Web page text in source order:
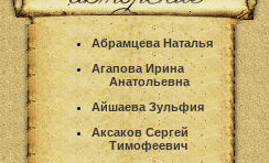
Абрамцева Наталья
Агапова Ирина
Анатольевна
Айшаева Зульфия
Аксаков Сергей
Тимофеевич